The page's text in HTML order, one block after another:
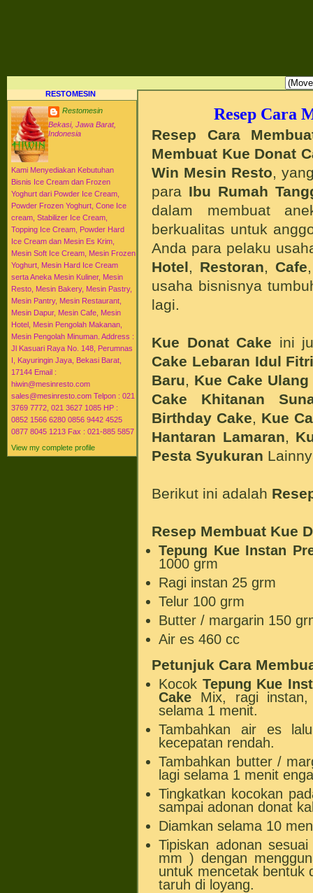
RESTOMESIN
Restomesin
Bekasi, Jawa Barat,
Indonesia
Kami Menyediakan Kebutuhan
Bisnis Ice Cream dan Frozen
Yoghurt dari Powder Ice Cream,
Powder Frozen Yoghurt, Cone Ice
cream, Stabilizer Ice Cream,
Topping Ice Cream, Powder Hard
Ice Cream dan Mesin Es Krim,
Mesin Soft Ice Cream, Mesin Frozen
Yoghurt, Mesin Hard Ice Cream
serta Aneka Mesin Kuliner, Mesin
Resto, Mesin Bakery, Mesin Pastry,
Mesin Pantry, Mesin Restaurant,
Mesin Dapur, Mesin Cafe, Mesin
Hotel, Mesin Pengolah Makanan,
Mesin Pengolah Minuman. Address :
Jl Kasuari Raya No. 148, Perumnas
I, Kayuringin Jaya, Bekasi Barat,
17144 Email :
hiwin@mesinresto.com
sales@mesinresto.com Telpon : 021
3769 7772, 021 3627 1085 HP :
0852 1566 6280 0856 9442 4525
0877 8045 1213 Fax : 021-885 5857
View my complete profile
Resep Cara
Resep Cara
Membuat Kue Donat
Win Mesin Resto ,
para Ibu Rumah
dalam membuat
berkualitas untuk
Anda para pelaku
Hotel
Restoran Cafe
usaha bisnisnya
lagi.
Kue DonatCake ini
Cake Lebaran Idul
Baru
Kue Cake Ulang
Cake Khitanan
Birthday Cake
Kue
Hantaran Lamaran
Pesta Syukuran
Berikut ini adalah
Resep Membuat Kue
Tepung Kue Instan
1000 grm
Ragi instan 25 grm
Telur 100 grm
Butter / margarin 150
Air es 460 cc
Petunjuk Cara
Kocok Tepung Kue
Cake Mix, ragi instan,
selama 1 menit.
Tambahkan air es
kecepatan rendah.
Tambahkan butter /
lagi selama 1 menit
Tingkatkan kocokan
sampai adonan donat
Diamkan selama 10
Tipiskan adonan
mm ) dengan
untuk mencetak bentuk
taruh di loyang.